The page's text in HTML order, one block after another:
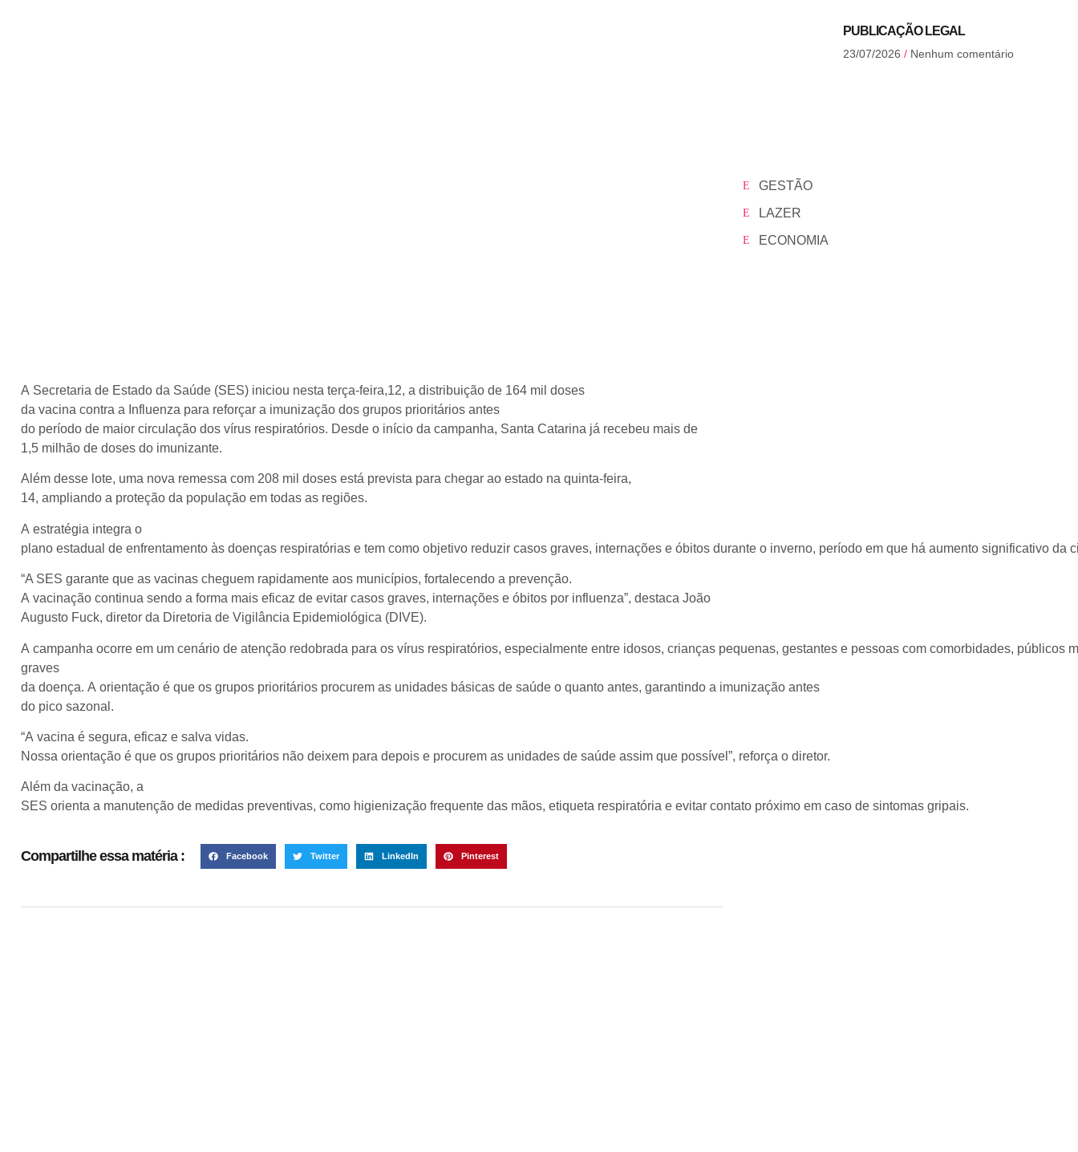
A Secretaria de Estado da Saúde (SES) iniciou nesta terça-feira,12, a distribuição de 164 mil doses
da vacina contra a Influenza para reforçar a imunização dos grupos prioritários antes
do período de maior circulação dos vírus respiratórios. Desde o início da campanha, Santa Catarina já recebeu mais de
1,5 milhão de doses do imunizante.
Além desse lote, uma nova remessa com 208 mil doses está prevista para chegar ao estado na quinta-feira,
14, ampliando a proteção da população em todas as regiões.
A estratégia integra o
plano estadual de enfrentamento às doenças respiratórias e tem como objetivo reduzir casos graves, internações e óbitos durante o inverno, período em que há aumento significativo da
“A SES garante que as vacinas cheguem rapidamente aos municípios, fortalecendo a prevenção.
A vacinação continua sendo a forma mais eficaz de evitar casos graves, internações e óbitos por influenza”, destaca João
Augusto Fuck, diretor da Diretoria de Vigilância Epidemiológica (DIVE).
A campanha ocorre em um cenário de atenção redobrada para os vírus respiratórios, especialmente entre idosos, crianças pequenas, gestantes e pessoas com comorbidades, públicos
graves
da doença. A orientação é que os grupos prioritários procurem as unidades básicas de saúde o quanto antes, garantindo a imunização antes
do pico sazonal.
“A vacina é segura, eficaz e salva vidas.
Nossa orientação é que os grupos prioritários não deixem para depois e procurem as unidades de saúde assim que possível”, reforça o diretor.
Além da vacinação, a
SES orienta a manutenção de medidas preventivas, como higienização frequente das mãos, etiqueta respiratória e evitar contato próximo em caso de sintomas gripais.
Compartilhe essa matéria : Facebook Twitter LinkedIn Pinterest
PUBLICAÇÃO LEGAL
23/07/2026 Nenhum comentário
GESTÃO
LAZER
ECONOMIA